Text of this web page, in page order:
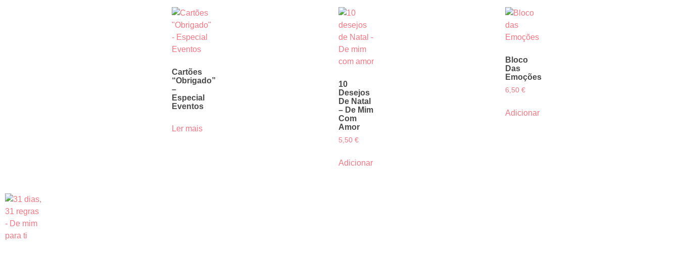
Cartões
“Obrigado”
–
Especial
Eventos
Ler mais
10
Desejos
De Natal
– De Mim
Com
Amor
5,50 €
Adicionar
Bloco
Das
Emoções
6,50 €
Adicionar